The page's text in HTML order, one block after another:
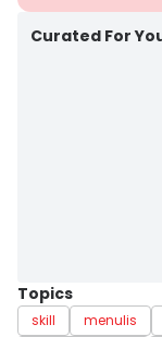
Curated For
Topics
skill menulis